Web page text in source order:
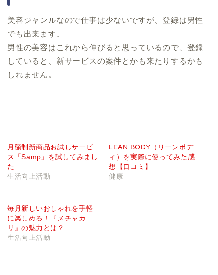
美容ジャンルなので仕事は少ないですが、登録は男性
でも出来ます。
男性の美容はこれから伸びると思っているので、登録
していると、新サービスの案件とかも来たりするかも
しれません。
月額制新商品お試しサービ
ス「Samp」を試してみまし
た
生活向上活動
LEAN BODY（リーンボデ
ィ）を実際に使ってみた感
想【口コミ】
健康
毎月新しいおしゃれを手軽
に楽しめる！『メチャカ
リ』の魅力とは？
生活向上活動